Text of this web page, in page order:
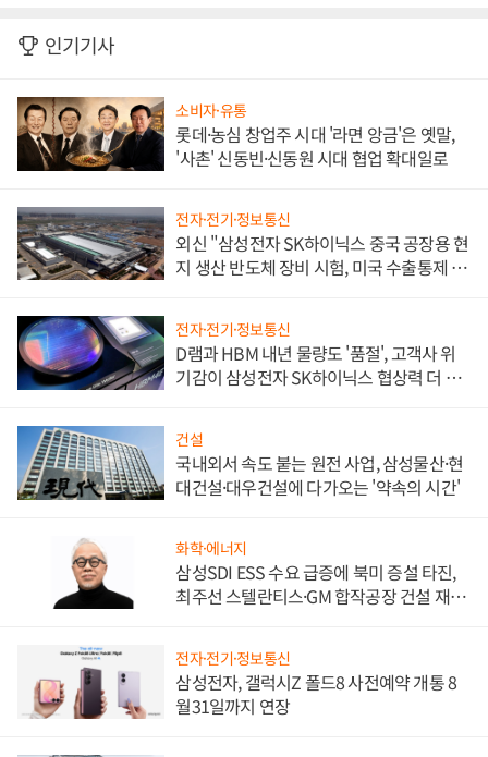
인기기사
소비자·유통
롯데·농심 창업주 시대 '라면 앙금'은 옛말,
'사촌' 신동빈·신동원 시대 협업 확대일로
전자·전기·정보통신
외신 "삼성전자 SK하이닉스 중국 공장용 현
지 생산 반도체 장비 시험, 미국 수출통제 대
전자·전기·정보통신
D램과 HBM 내년 물량도 '품절', 고객사 위
기감이 삼성전자 SK하이닉스 협상력 더 키
건설
국내외서 속도 붙는 원전 사업, 삼성물산·현
대건설·대우건설에 다가오는 '약속의 시간'
화학·에너지
삼성SDI ESS 수요 급증에 북미 증설 타진,
최주선 스텔란티스·GM 합작공장 건설 재추
전자·전기·정보통신
삼성전자, 갤럭시Z 폴드8 사전예약 개통 8
월31일까지 연장